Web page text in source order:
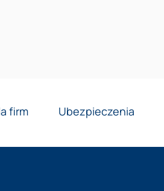
firm Ubezpieczenia